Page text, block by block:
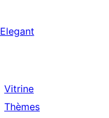
Elegant
Vitrine
Thèmes